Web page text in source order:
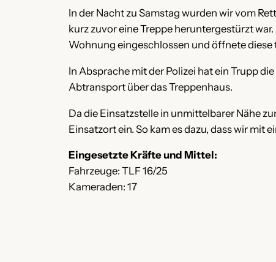
In der Nacht zu Samstag wurden wir vom
kurz zuvor eine Treppe heruntergestürzt
Wohnung eingeschlossen und öffnete
In Absprache mit der Polizei hat ein Trupp
Abtransport über das Treppenhaus.
Da die Einsatzstelle in unmittelbarer Nähe
Einsatzort ein. So kam es dazu, dass wir mit
Eingesetzte Kräfte und Mittel:
Fahrzeuge: TLF 16/25
Kameraden: 17